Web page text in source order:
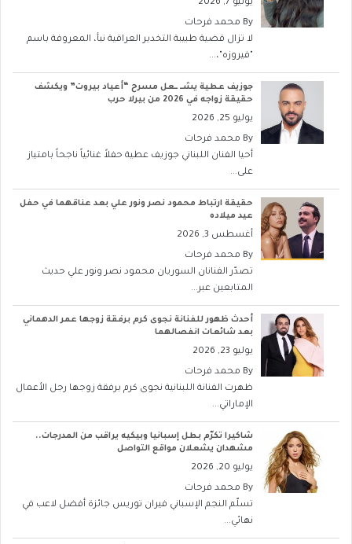
يوليو 7, 2026
By محمد فرحات
لا تزال قضية طبيبة التخدير العراقية نبأ، المعروفة باسم
"فيروزه"،...
جوزيف عطية يشــ ــعل مسرح “أعياد بيروت” ويكشف
حقيقة زواجه في 2026 من بيرلا حرب
يوليو 25, 2026
By محمد فرحات
أحيا الفنان اللبناني جوزيف عطية حفلاً غنائياً ناجحاً بامتياز
على...
حقيقة ارتباط محمود نصر ونور علي بعد عناقهما في حفل
عيد ميلاده
أغسطس 3, 2026
By محمد فرحات
تصدّر الفنانان السوريان محمود نصر ونور علي حديث
المتابعين عبر...
أحدث ظهور للفنانة نجوى كرم برفقة زوجها عمر الدهماني
بعد شائعات انفصالهما
يوليو 23, 2026
By محمد فرحات
ظهرت الفنانة اللبنانية نجوى كرم برفقة زوجها رجل الأعمال
الإماراتي...
شاكيرا تكرّم بطل إسبانيا وبيكيه يراقب من المدرجات..
مشهدان يشعلان مواقع التواصل
يوليو 20, 2026
By محمد فرحات
تسلّم النجم الإسباني فيران توريس جائزة أفضل لاعب في
نهائي...